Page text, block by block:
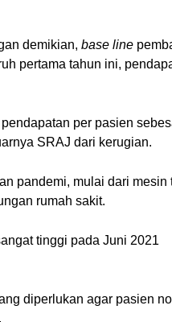
demikian, base line
pertama tahun ini,
per pasien
SRAJ dari kerugian.
pandemi, mulai dari mesin
rumah sakit.
tinggi pada Juni 2021
diperlukan agar pasien